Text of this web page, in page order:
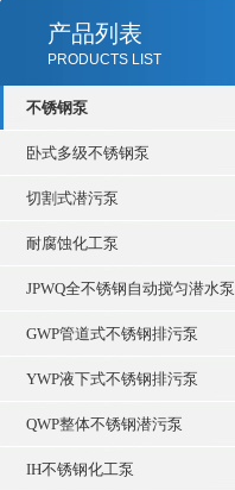
产品列表
PRODUCTS LIST
不锈钢泵
卧式多级不锈钢泵
切割式潜污泵
耐腐蚀化工泵
JPWQ全不锈钢自动搅匀潜水泵
GWP管道式不锈钢排污泵
YWP液下式不锈钢排污泵
QWP整体不锈钢潜污泵
IH不锈钢化工泵